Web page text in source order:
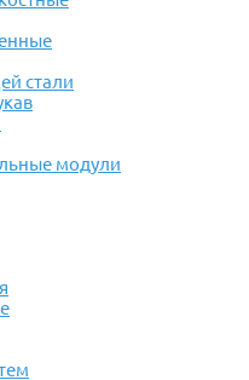
стали
модули